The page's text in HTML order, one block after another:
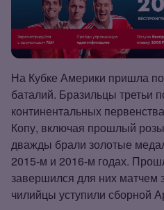
На Кубке Америки пришла
баталий. Бразильцы третьи
континентальных
Копу, включая прошлый
дважды брали золотые
2015‑м и 2016‑м годах.
завершился для них матчем
чилийцы уступили сборной